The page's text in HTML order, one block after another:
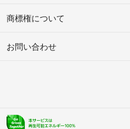
商標権について
お問い合わせ